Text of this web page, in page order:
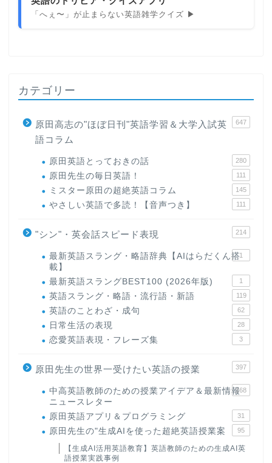
「へぇ〜」が止まらない英語雑学クイズ ▶
カテゴリー
原田高志の"ほぼ日刊"英語学習＆大学入試英
語コラム
647
原田英語とっておきの話 280
原田先生の毎日英語！ 111
ミスター原田の超絶英語コラム 145
やさしい英語で多読！【音声つき】 111
"シン"・英会話スピード表現 214
最新英語スラング・略語辞典【AIはらだくん搭
載】
1
最新英語スラングBEST100 (2026年版) 1
英語スラング・略語・流行語・新語 119
英語のことわざ・成句 62
日常生活の表現 28
恋愛英語表現・フレーズ集 3
原田先生の世界一受けたい英語の授業 397
中高英語教師のための授業アイデア＆最新情報
ニュースレター
168
原田英語アプリ＆プログラミング 31
原田先生の"生成AIを使った超絶英語授業案 95
【生成AI活用英語教育】英語教師のための生成AI英
語授業実践事例